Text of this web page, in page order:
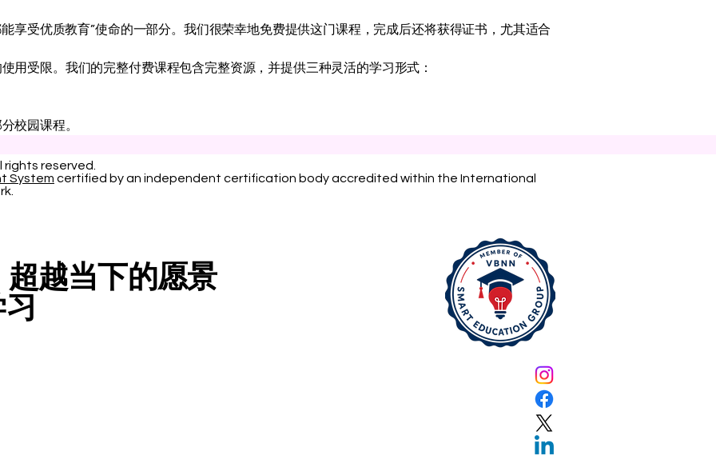
享受优质教育”使命的一部分。我们很荣幸地免费提供这门课程，完成后还将获得证书，尤其适合
用受限。我们的完整付费课程包含完整资源，并提供三种灵活的学习形式：
校园课程。
rights reserved.
System certified by an independent certification body accredited within the International
越当下的愿景